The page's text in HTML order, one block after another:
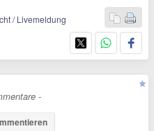
/ Livemeldung
-